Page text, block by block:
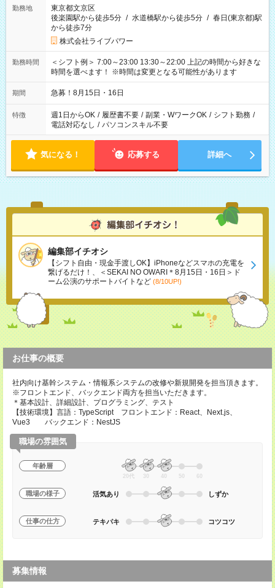
勤務地
東京都文京区
後楽園駅から徒歩5分 / 水道橋駅から徒歩5分 / 春日(東京都)駅
から徒歩7分
株式会社ライブパワー
勤務時間
＜シフト例＞ 7:00～23:00 13:30～22:00 上記の時間から好きな
時間を選べます！ ※時間は変更となる可能性があります
期間 急募！8月15日・16日
特徴 週1日からOK / 履歴書不要 / 副業・WワークOK / シフト勤務 /
電話対応なし / パソコンスキル不要
気になる！ 応募する 詳細へ
編集部イチオシ
【シフト自由・現金手渡しOK】iPhoneなどスマホの充電を
繋げるだけ！、＜SEKAI NO OWARI＊8月15日・16日＞ド
ーム公演のサポートバイトなど (8/10UP!)
お仕事の概要
社内向け基幹システム・情報系システムの改修や新規開発を担当頂きます。
※フロントエンド、バックエンド両方を担当いただきます。
＊基本設計、詳細設計、プログラミング、テスト
【技術環境】言語：TypeScript フロントエンド：React、Next.js、
Vue3 バックエンド：NestJS
職場の雰囲気
年齢層
20代 30 40 50 60
職場の様子 活気あり しずか
仕事の仕方 テキパキ コツコツ
募集情報